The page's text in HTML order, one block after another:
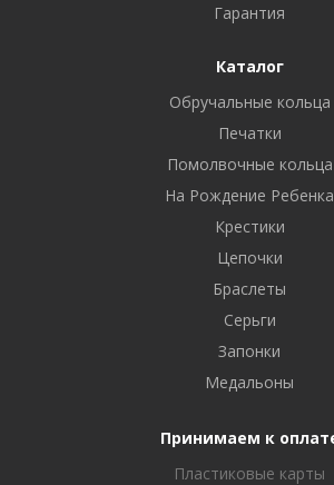
Гарантия
Каталог
Обручальные кольца
Печатки
Помолвочные кольца
На Рождение Ребенка
Крестики
Цепочки
Браслеты
Серьги
Запонки
Медальоны
Принимаем к
Пластиковые карты